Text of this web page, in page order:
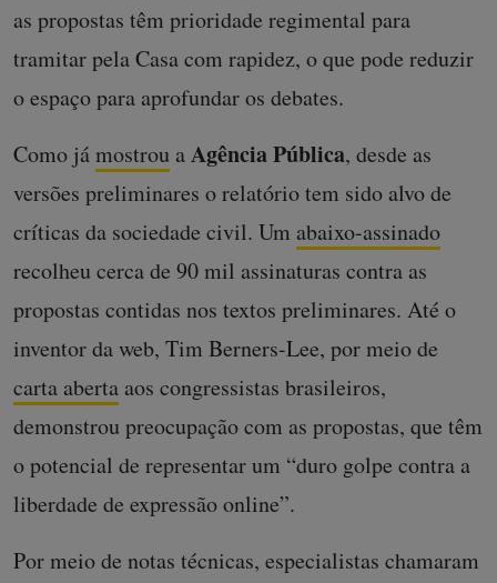
as propostas têm prioridade regimental para
tramitar pela Casa com rapidez, o que pode reduzir
o espaço para aprofundar os debates.
Como jámostrou aAgência Pública, desde as
versões preliminares o relatório tem sido alvo de
críticas da sociedade civil. Um abaixo-assinado
recolheu cerca de 90 mil assinaturas contra as
propostas contidas nos textos preliminares. Até o
inventor da web, Tim Berners-Lee, por meio de
carta aberta aos congressistas brasileiros,
demonstrou preocupação com as propostas, que têm
o potencial de representar um “duro golpe contra a
liberdade de expressão online”.
Por meio de notas técnicas, especialistas chamaram